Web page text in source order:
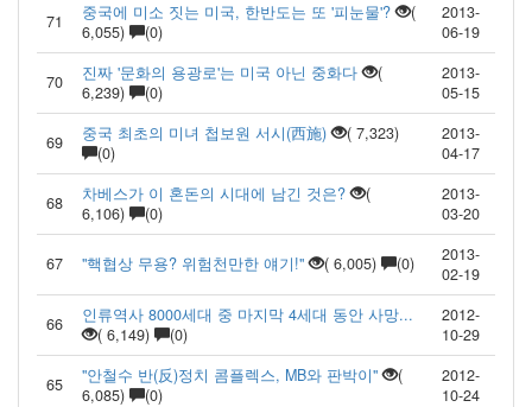
71 중국에 미소 짓는 미국, 한반도는 또 '피눈물'?
(
6,055)
(0)
2013-
06-19
70 진짜 '문화의 용광로'는 미국 아닌 중화다
(
6,239)
(0)
2013-
05-15
69 중국 최초의 미녀 첩보원 서시(西施)
( 7,323)
(0)
2013-
04-17
68 차베스가 이 혼돈의 시대에 남긴 것은?
(
6,106)
(0)
2013-
03-20
67 "핵협상 무용? 위험천만한 얘기!" ( 6,005) (0)
2013-
02-19
66
인류역사 8000세대 중 마지막 4세대 동안 사망...
( 6,149)
(0)
2012-
10-29
65 "안철수 반(反)정치 콤플렉스, MB와 판박이"
(
6,085)
(0)
2012-
10-24